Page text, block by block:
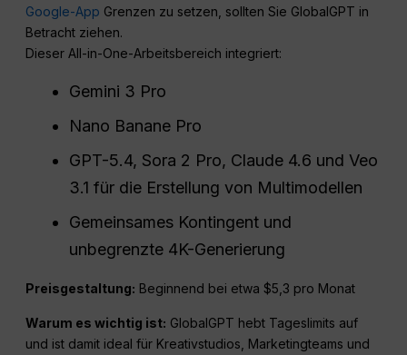
Google-App Grenzen zu setzen, sollten Sie GlobalGPT in
Betracht ziehen.
Dieser All-in-One-Arbeitsbereich integriert:
Gemini 3 Pro
Nano Banane Pro
GPT-5.4, Sora 2 Pro, Claude 4.6 und Veo
3.1 für die Erstellung von Multimodellen
Gemeinsames Kontingent und
unbegrenzte 4K-Generierung
Preisgestaltung: Beginnend bei etwa $5,3 pro Monat
Warum es wichtig ist: GlobalGPT hebt Tageslimits auf
und ist damit ideal für Kreativstudios, Marketingteams und